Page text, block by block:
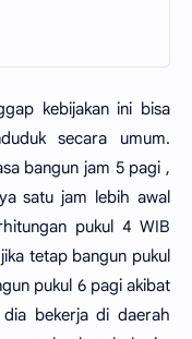
kebijakan ini bisa
secara umum.
bangun jam 5 pagi ,
satu jam lebih awal
pukul 4 WIB
tetap bangun pukul
pukul 6 pagi akibat
bekerja di daerah